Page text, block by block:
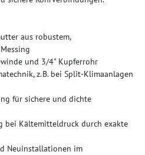
aus robustem,
und 3/4" Kupferrohr
z. B. bei Split-Klimaanlagen
für sichere und dichte
bei Kältemitteldruck durch exakte
Neuinstallationen im